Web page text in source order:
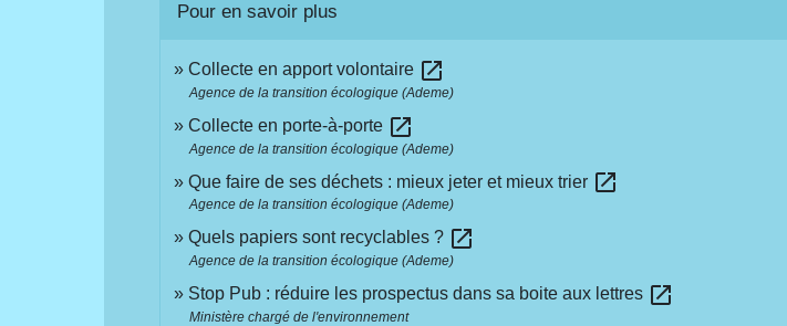
Pour en savoir plus
Collecte en apport volontaire open_in_new
Agence de la transition écologique (Ademe)
Collecte en porte-à-porte open_in_new
Agence de la transition écologique (Ademe)
Que faire de ses déchets : mieux jeter et mieux trier open_in_new
Agence de la transition écologique (Ademe)
Quels papiers sont recyclables ? open_in_new
Agence de la transition écologique (Ademe)
Stop Pub : réduire les prospectus dans sa boite aux lettres open_in_new
Ministère chargé de l'environnement